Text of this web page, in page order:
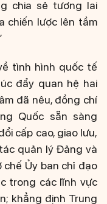
chia sẻ tương lai
chiến lược lên tầm
tình hình quốc tế
đẩy quan hệ hai
đã nêu, đồng chí
Quốc sẵn sàng
cấp cao, giao lưu,
quản lý Đảng và
Ủy ban chỉ đạo
trong các lĩnh vực
khẳng định Trung